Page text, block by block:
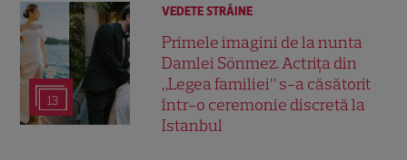
13
VEDETE STRĂINE
Primele imagini de la nunta
Damlei Sönmez. Actrița din
„Legea familiei” s-a căsătorit
într-o ceremonie discretă la
Istanbul